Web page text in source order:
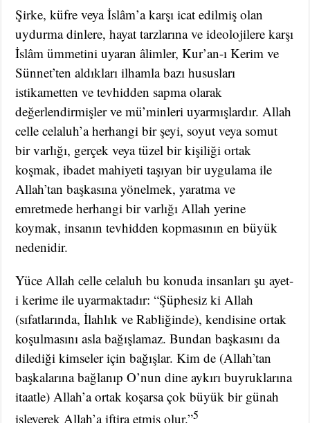
Şirke, küfre veya İslâm’a karşı icat edilmiş olan
uydurma dinlere, hayat tarzlarına ve ideolojilere karşı
İslâm ümmetini uyaran âlimler, Kur’an-ı Kerim ve
Sünnet’ten aldıkları ilhamla bazı hususları
istikametten ve tevhidden sapma olarak
değerlendirmişler ve mü’minleri uyarmışlardır. Allah
celle celaluh’a herhangi bir şeyi, soyut veya somut
bir varlığı, gerçek veya tüzel bir kişiliği ortak
koşmak, ibadet mahiyeti taşıyan bir uygulama ile
Allah’tan başkasına yönelmek, yaratma ve
emretmede herhangi bir varlığı Allah yerine
koymak, insanın tevhidden kopmasının en büyük
nedenidir.
Yüce Allah celle celaluh bu konuda insanları şu ayet-
i kerime ile uyarmaktadır: “Şüphesiz ki Allah
(sıfatlarında, İlahlık ve Rabliğinde), kendisine ortak
koşulmasını asla bağışlamaz. Bundan başkasını da
dilediği kimseler için bağışlar. Kim de (Allah’tan
başkalarına bağlanıp O’nun dine aykırı buyruklarına
itaatle) Allah’a ortak koşarsa çok büyük bir günah
işleyerek Allah’a iftira etmiş olur.”5